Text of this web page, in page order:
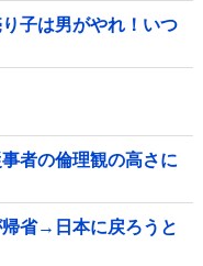
子は男がやれ！いつ
者の倫理観の高さに
帰省→日本に戻ろうと